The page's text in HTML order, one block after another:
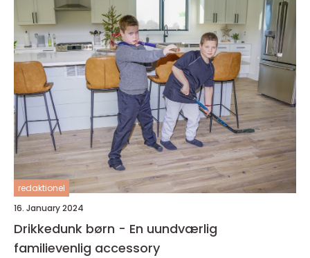
redaktionel
16. January 2024
Drikkedunk børn - En uundværlig
familievenlig accessory